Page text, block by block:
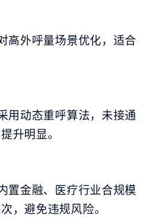
高外呼量场景优化，适合
用动态重呼算法，未接通
升明显。
置金融、医疗行业合规模
，避免违规风险。